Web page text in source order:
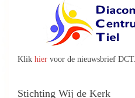
Klik hier voor de nieuwsbrief DCT.
Stichting Wij de Kerk